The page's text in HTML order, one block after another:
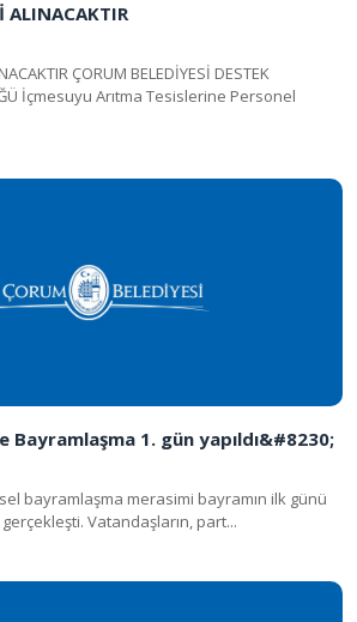
ALINACAKTIR
ÇORUM BELEDİYESİ DESTEK
İçmesuyu Arıtma Tesislerine Personel
Bayramlaşma 1. gün yapıldı&#8230;
bayramlaşma merasimi bayramın ilk günü
Vatandaşların, part...